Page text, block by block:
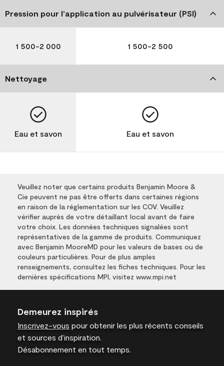
Pression pour l’application au pulvérisateur (PSI)
1 500-2 000 1 500-2 500
Nettoyage
Eau et savon Eau et savon
Veuillez noter que certains produits Benjamin Moore &
Cie peuvent ne pas être offerts dans certaines régions
en raison de la réglementation sur les COV. Veuillez
vérifier auprès de votre détaillant local avant de faire
votre choix. Les données techniques signalées sont
représentatives de la gamme de produits. Communiquez
avec Benjamin MooreMD pour les valeurs de bases ou de
couleurs particulières. Pour de plus amples
renseignements, consultez les fiches techniques. Pour les
dernières spécifications MPI, visitez www.mpi.net
Demeurez inspirés
Inscrivez-vous pour obtenir les plus récents conseils
et sources d’inspiration.
Désabonnement en tout temps.